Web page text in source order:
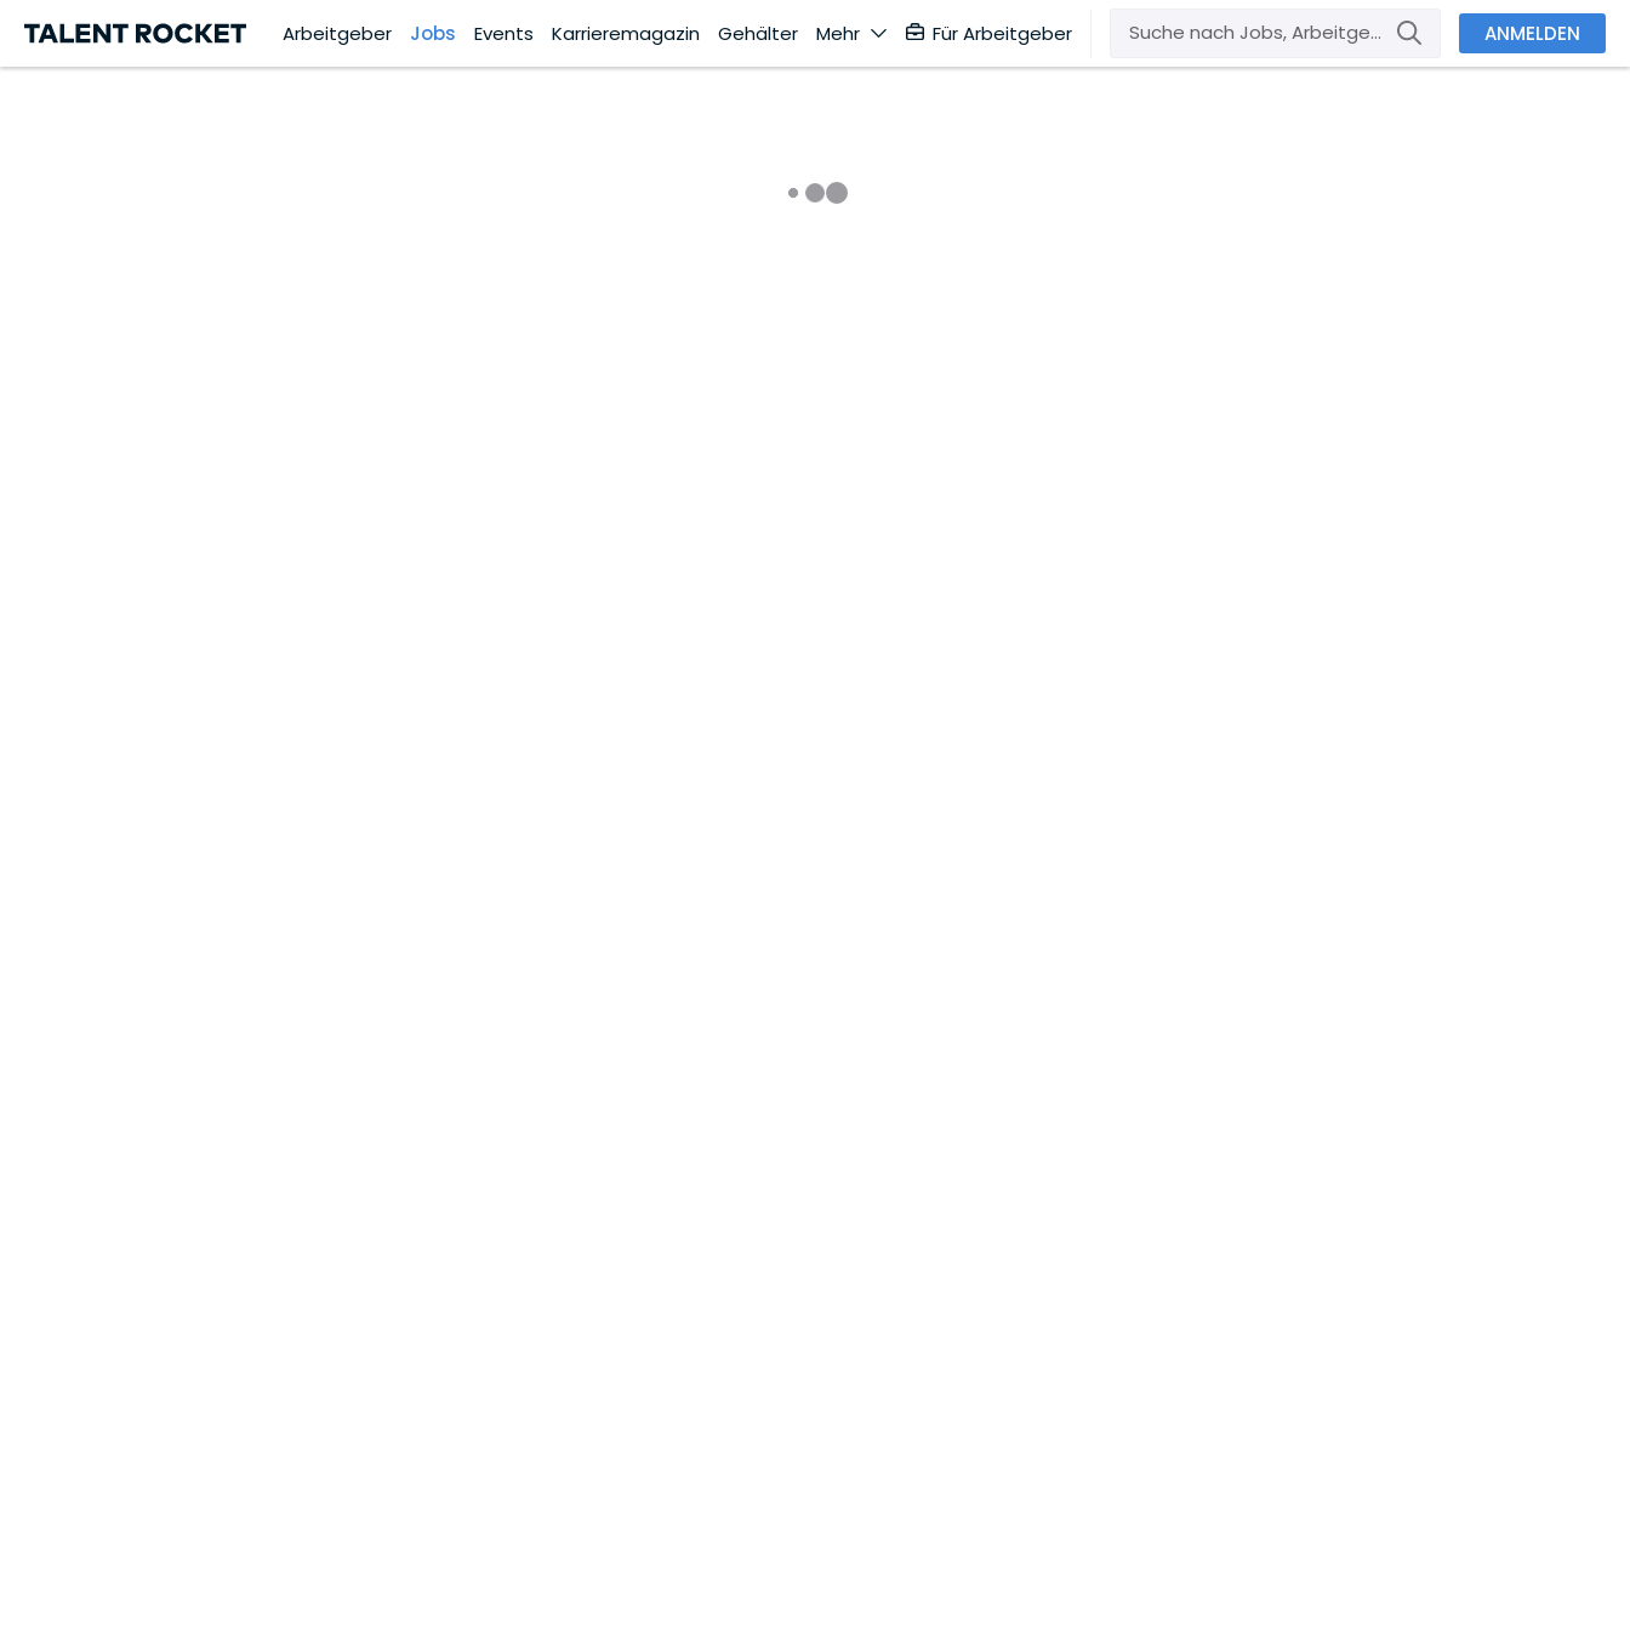
Arbeitgeber Jobs Events Karrieremagazin Gehälter Mehr Für Arbeitgeber ANMELDEN